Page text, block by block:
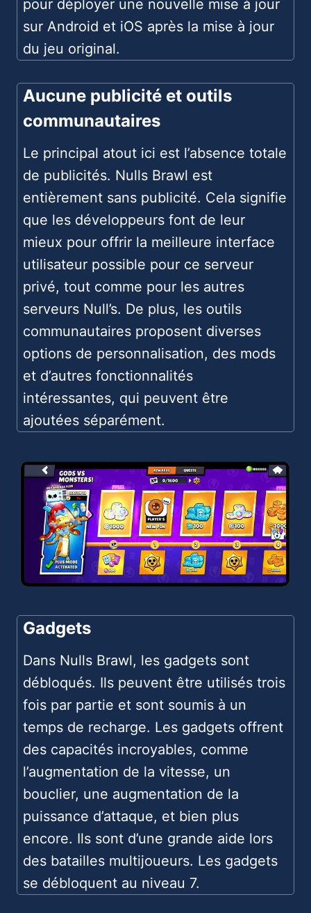
pour déployer une nouvelle mise à jour
sur Android et iOS après la mise à jour
du jeu original.
Aucune publicité et outils
communautaires
Le principal atout ici est l’absence totale
de publicités. Nulls Brawl est
entièrement sans publicité. Cela signifie
que les développeurs font de leur
mieux pour offrir la meilleure interface
utilisateur possible pour ce serveur
privé, tout comme pour les autres
serveurs Null’s. De plus, les outils
communautaires proposent diverses
options de personnalisation, des mods
et d’autres fonctionnalités
intéressantes, qui peuvent être
ajoutées séparément.
Gadgets
Dans Nulls Brawl, les gadgets sont
débloqués. Ils peuvent être utilisés trois
fois par partie et sont soumis à un
temps de recharge. Les gadgets offrent
des capacités incroyables, comme
l’augmentation de la vitesse, un
bouclier, une augmentation de la
puissance d’attaque, et bien plus
encore. Ils sont d’une grande aide lors
des batailles multijoueurs. Les gadgets
se débloquent au niveau 7.